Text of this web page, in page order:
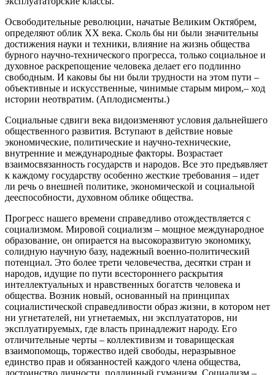
Освободительные революции, начатые Великим Октябрем,
определяют облик XX века. Сколь бы ни были значительны
достижения науки и техники, влияние на жизнь общества
бурного научно-технического прогресса, только социальное и
духовное раскрепощение человека делает его подлинно
свободным. И каковы бы ни были трудности на этом пути –
объективные и искусственные, чинимые старым миром,– ход
истории неотвратим. (Аплодисменты.)
Социальные сдвиги века видоизменяют условия дальнейшего
общественного развития. Вступают в действие новые
экономические, политические и научно-технические,
внутренние и международные факторы. Возрастает
взаимосвязанность государств и народов. Все это предъявляет
к каждому государству особенно жесткие требования – идет
ли речь о внешней политике, экономической и социальной
дееспособности, духовном облике общества.
Прогресс нашего времени справедливо отождествляется с
социализмом. Мировой социализм – мощное международное
образование, он опирается на высокоразвитую экономику,
солидную научную базу, надежный военно-политический
потенциал. Это более трети человечества, десятки стран и
народов, идущие по пути всестороннего раскрытия
интеллектуальных и нравственных богатств человека и
общества. Возник новый, основанный на принципах
социалистической справедливости образ жизни, в котором нет
ни угнетателей, ни угнетаемых, ни эксплуататоров, ни
эксплуатируемых, где власть принадлежит народу. Его
отличительные черты – коллективизм и товарищеская
взаимопомощь, торжество идей свободы, неразрывное
единство прав и обязанностей каждого члена общества,
достоинство личности, подлинный гуманизм. Социализм –